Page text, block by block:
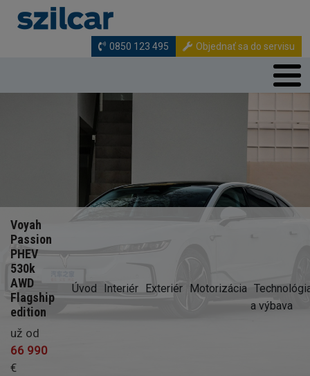
Skočiť na hlavný obsah
0850 123 495 Objednať sa do servisu
Voyah
Passion
PHEV
530k
AWD
Flagship
edition
Cena
už od
66 990
€
Úvod Interiér Exteriér Motorizácia
a výbava